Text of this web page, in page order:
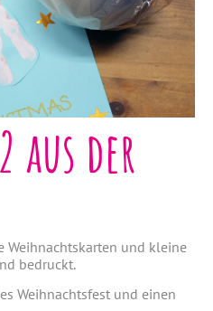
aus der
und kleine
bedruckt.
Weihnachtsfest und einen